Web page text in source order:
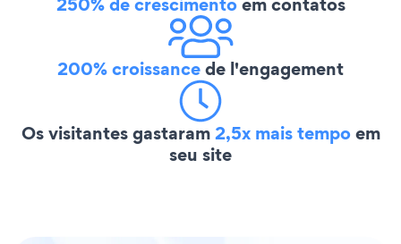
200% croissancede l'engagement
Os visitantes gastaram2,5x mais tempoem
seu site